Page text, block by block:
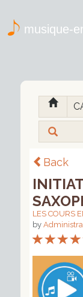
musique-
Back
LES COURS
by